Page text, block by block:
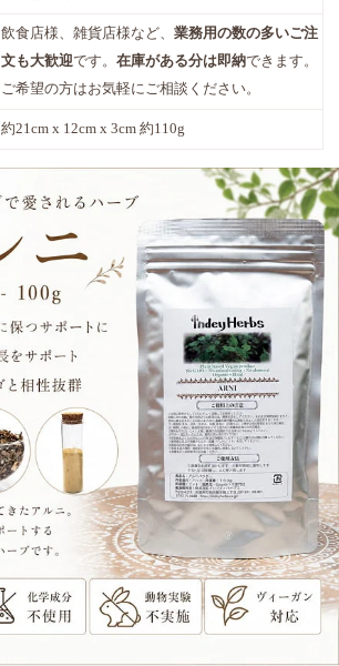
飲食店様、雑貨店様など、業務用の数の多いご注
文も大歓迎です。在庫がある分は即納できます。
ご希望の方はお気軽にご相談ください。
約21cm x 12cm x 3cm 約110g